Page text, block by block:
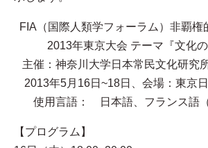
FIA（国際人類学フォーラム）非覇権
2013年東京大会 テーマ『文化の
主催：神奈川大学日本常民文化研究
2013年5月16日~18日、会場：東京
使用言語： 日本語、フランス語（
【プログラム】